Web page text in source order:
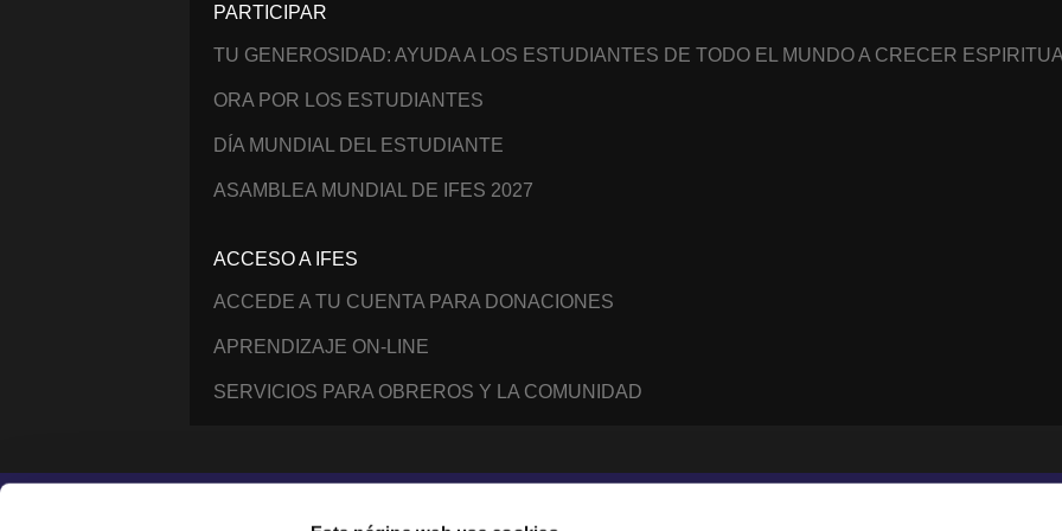
PARTICIPAR
TU GENEROSIDAD: AYUDA A LOS ESTUDIANTES DE TODO EL MUNDO A CRECER
ORA POR LOS ESTUDIANTES
DÍA MUNDIAL DEL ESTUDIANTE
ASAMBLEA MUNDIAL DE IFES 2027
ACCESO A IFES
ACCEDE A TU CUENTA PARA DONACIONES
APRENDIZAJE ON-LINE
SERVICIOS PARA OBREROS Y LA COMUNIDAD